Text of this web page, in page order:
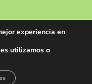
experiencia en
utilizamos o